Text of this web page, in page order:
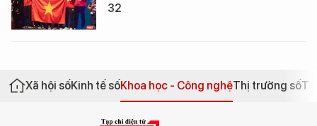
32
Xã hội sốKinh tế sốKhoa học - Công nghệThị trường số